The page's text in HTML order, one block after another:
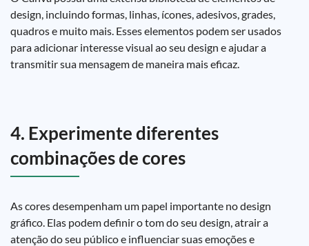
design, incluindo formas, linhas, ícones, adesivos, grades,
quadros e muito mais. Esses elementos podem ser usados
para adicionar interesse visual ao seu design e ajudar a
transmitir sua mensagem de maneira mais eficaz.
4. Experimente diferentes
combinações de cores
As cores desempenham um papel importante no design
gráfico. Elas podem definir o tom do seu design, atrair a
atenção do seu público e influenciar suas emoções e